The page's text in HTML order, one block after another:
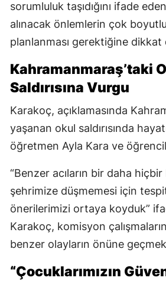
sorumluluk taşıdığını ifade
alınacak önlemlerin çok
planlanması gerektiğine dikkat
Kahramanmaraş’taki
Saldırısına Vurgu
Karakoç, açıklamasında
yaşanan okul saldırısında
öğretmen Ayla Kara ve
“Benzer acıların bir daha
şehrimize düşmemesi için
önerilerimizi ortaya koyduk”
Karakoç, komisyon
benzer olayların önüne
“Çocuklarımızın